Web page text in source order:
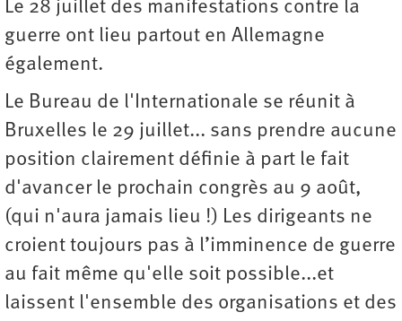
Le 28 juillet des manifestations contre la
guerre ont lieu partout en Allemagne
également.
Le Bureau de l'Internationale se réunit à
Bruxelles le 29 juillet... sans prendre aucune
position clairement définie à part le fait
d'avancer le prochain congrès au 9 août,
(qui n'aura jamais lieu !) Les dirigeants ne
croient toujours pas à l’imminence de guerre
au fait même qu'elle soit possible...et
laissent l'ensemble des organisations et des